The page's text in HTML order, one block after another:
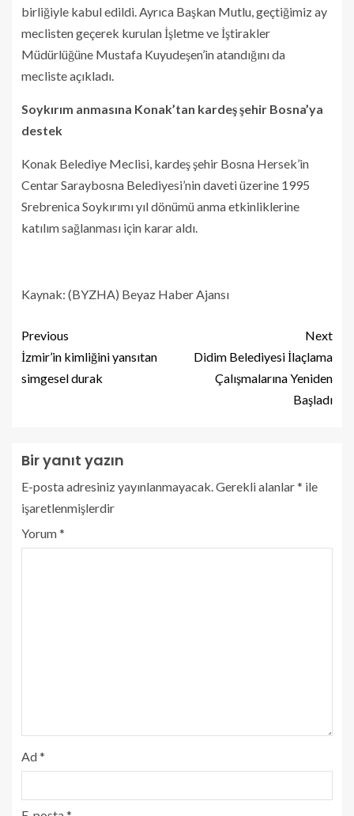
birliğiyle kabul edildi. Ayrıca Başkan Mutlu, geçtiğimiz ay
meclisten geçerek kurulan İşletme ve İştirakler
Müdürlüğüne Mustafa Kuyudeşen’in atandığını da
mecliste açıkladı.
Soykırım anmasına Konak’tan kardeş şehir Bosna’ya
destek
Konak Belediye Meclisi, kardeş şehir Bosna Hersek’in
Centar Saraybosna Belediyesi’nin daveti üzerine 1995
Srebrenica Soykırımı yıl dönümü anma etkinliklerine
katılım sağlanması için karar aldı.
Kaynak: (BYZHA) Beyaz Haber Ajansı
Previous
İzmir’in kimliğini yansıtan
simgesel durak
Next
Didim Belediyesi İlaçlama
Çalışmalarına Yeniden
Başladı
Bir yanıt yazın
E-posta adresiniz yayınlanmayacak. Gerekli alanlar* ile
işaretlenmişlerdir
Yorum*
Ad*